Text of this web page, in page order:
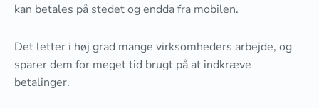
kan betales på stedet og endda fra mobilen.
Det letter i høj grad mange virksomheders arbejde, og
sparer dem for meget tid brugt på at indkræve
betalinger.